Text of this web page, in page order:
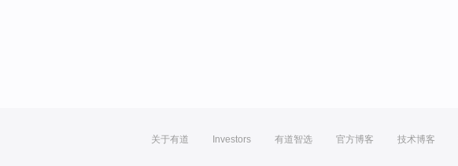
关于有道 Investors 有道智选 官方博客 技术博客